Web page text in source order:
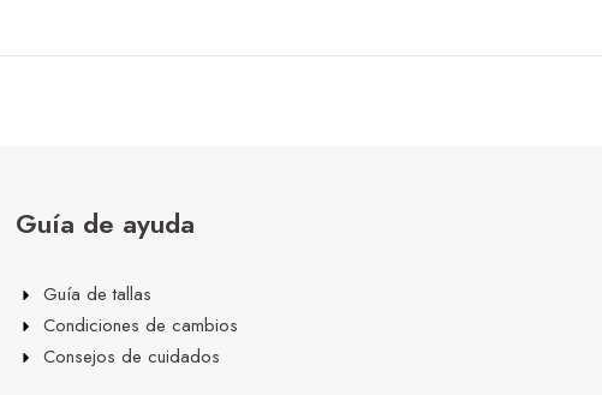
Guía de ayuda
Guía de tallas
Condiciones de cambios
Consejos de cuidados